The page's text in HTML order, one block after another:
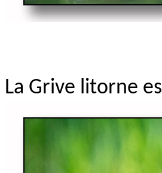
La Grive litorne